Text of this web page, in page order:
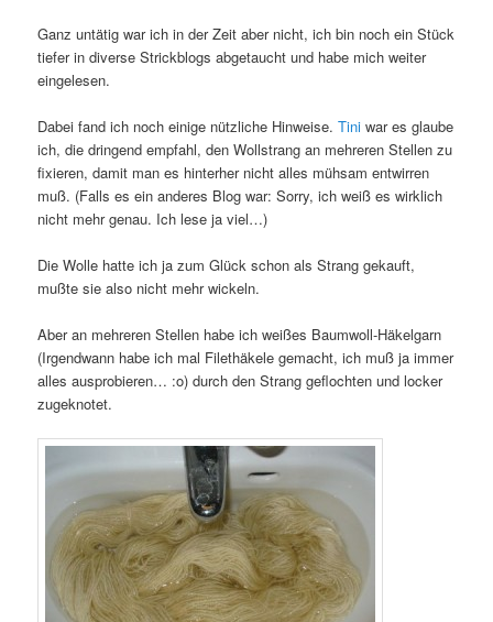
Ganz untätig war ich in der Zeit aber nicht, ich bin noch ein Stück
tiefer in diverse Strickblogs abgetaucht und habe mich weiter
eingelesen.
Dabei fand ich noch einige nützliche Hinweise.Tini war es glaube
ich, die dringend empfahl, den Wollstrang an mehreren Stellen zu
fixieren, damit man es hinterher nicht alles mühsam entwirren
muß. (Falls es ein anderes Blog war: Sorry, ich weiß es wirklich
nicht mehr genau. Ich lese ja viel…)
Die Wolle hatte ich ja zum Glück schon als Strang gekauft,
mußte sie also nicht mehr wickeln.
Aber an mehreren Stellen habe ich weißes Baumwoll-Häkelgarn
(Irgendwann habe ich mal Filethäkele gemacht, ich muß ja immer
alles ausprobieren… :o) durch den Strang geflochten und locker
zugeknotet.